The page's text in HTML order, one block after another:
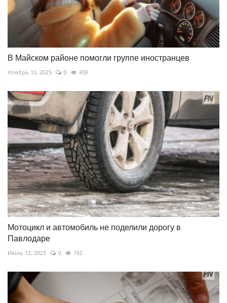
В Майском районе помогли группе иностранцев
Ноябрь 13, 2025 0 459
Мотоцикл и автомобиль не поделили дорогу в
Павлодаре
Июль 12, 2023 0 192